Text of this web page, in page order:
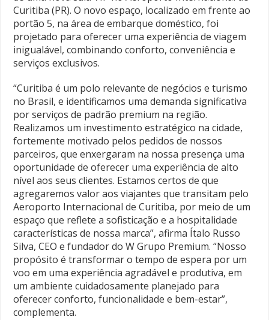
Curitiba (PR). O novo espaço, localizado em frente ao
portão 5, na área de embarque doméstico, foi
projetado para oferecer uma experiência de viagem
inigualável, combinando conforto, conveniência e
serviços exclusivos.
“Curitiba é um polo relevante de negócios e turismo
no Brasil, e identificamos uma demanda significativa
por serviços de padrão premium na região.
Realizamos um investimento estratégico na cidade,
fortemente motivado pelos pedidos de nossos
parceiros, que enxergaram na nossa presença uma
oportunidade de oferecer uma experiência de alto
nível aos seus clientes. Estamos certos de que
agregaremos valor aos viajantes que transitam pelo
Aeroporto Internacional de Curitiba, por meio de um
espaço que reflete a sofisticação e a hospitalidade
características de nossa marca”, afirma Ítalo Russo
Silva, CEO e fundador do W Grupo Premium. “Nosso
propósito é transformar o tempo de espera por um
voo em uma experiência agradável e produtiva, em
um ambiente cuidadosamente planejado para
oferecer conforto, funcionalidade e bem-estar”,
complementa.